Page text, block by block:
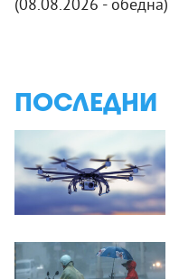
(08.08.2026 - обедна)
ПОСЛЕДНИ